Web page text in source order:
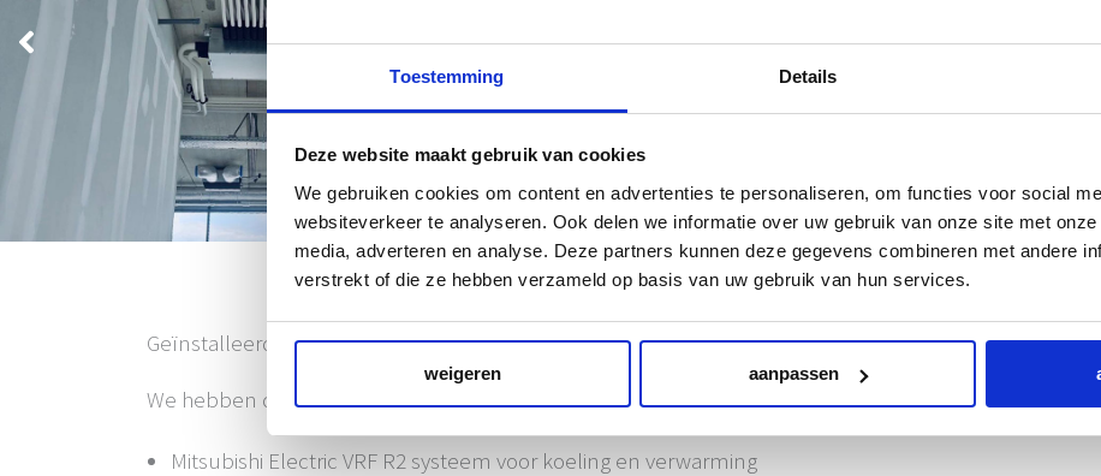
Toestemming Details
Deze website maakt gebruik van cookies
We gebruiken cookies om content en advertenties te personaliseren, om functies voor social
websiteverkeer te analyseren. Ook delen we informatie over uw gebruik van onze site met
media, adverteren en analyse. Deze partners kunnen deze gegevens combineren met andere
verstrekt of die ze hebben verzameld op basis van uw gebruik van hun services.
weigeren aanpassen
Geïnstalleerde systemen
We hebben de volgende systemen geïnstalleerd:
Mitsubishi Electric VRF R2 systeem voor koeling en verwarming